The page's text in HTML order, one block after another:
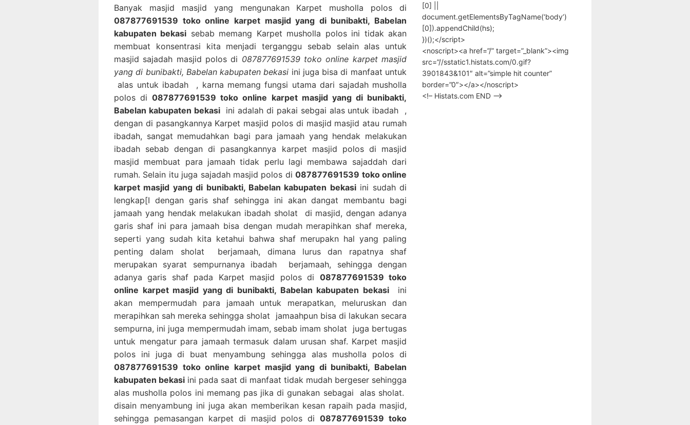
Banyak masjid masjid yang mengunakan Karpet musholla polos di
087877691539 toko online karpet masjid yang di bunibakti, Babelan
kabupaten bekasi sebab memang Karpet musholla polos ini tidak akan
membuat konsentrasi kita menjadi terganggu sebab selain alas untuk
masjid sajadah masjid polos di 087877691539 toko online karpet masjid
yang di bunibakti, Babelan kabupaten bekasi ini juga bisa di manfaat untuk
alas untuk ibadah , karna memang fungsi utama dari sajadah musholla
polos di087877691539 toko online karpet masjid yang di bunibakti,
Babelan kabupaten bekasiini adalah di pakai sebgai alas untuk ibadah ,
dengan di pasangkannya Karpet masjid polos di masjid masjid atau rumah
ibadah, sangat memudahkan bagi para jamaah yang hendak melakukan
ibadah sebab dengan di pasangkannya karpet masjid polos di masjid
masjid membuat para jamaah tidak perlu lagi membawa sajaddah dari
rumah. Selain itu juga sajadah masjid polos di087877691539 toko online
karpet masjid yang di bunibakti, Babelan kabupaten bekasiini sudah di
lengkap[I dengan garis shaf sehingga ini akan dangat membantu bagi
jamaah yang hendak melakukan ibadah sholat di masjid, dengan adanya
garis shaf ini para jamaah bisa dengan mudah merapihkan shaf mereka,
seperti yang sudah kita ketahui bahwa shaf merupakn hal yang paling
penting dalam sholat berjamaah, dimana lurus dan rapatnya shaf
merupakan syarat sempurnanya ibadah berjamaah, sehingga dengan
adanya garis shaf pada Karpet masjid polos di 087877691539 toko
online karpet masjid yang di bunibakti, Babelan kabupaten bekasiini
akan mempermudah para jamaah untuk merapatkan, meluruskan dan
merapihkan sah mereka sehingga sholat jamaahpun bisa di lakukan secara
sempurna, ini juga mempermudah imam, sebab imam sholat juga bertugas
untuk mengatur para jamaah termasuk dalam urusan shaf. Karpet masjid
polos ini juga di buat menyambung sehingga alas musholla polos di
087877691539 toko online karpet masjid yang di bunibakti, Babelan
kabupaten bekasi ini pada saat di manfaat tidak mudah bergeser sehingga
alas musholla polos ini memang pas jika di gunakan sebagai alas sholat.
disain menyambung ini juga akan memberikan kesan rapaih pada masjid,
sehingga pemasangan karpet di masjid polos di087877691539 toko
[0] ||
document.getElementsByTagName(‘body’)
[0]).appendChild(hs);
})();</script>
<noscript><a href=”/” target=”_blank”><img
src=”//sstatic1.histats.com/0.gif?
3901843&101″ alt=”simple hit counter”
border=”0″></a></noscript>
<!– Histats.com END –>